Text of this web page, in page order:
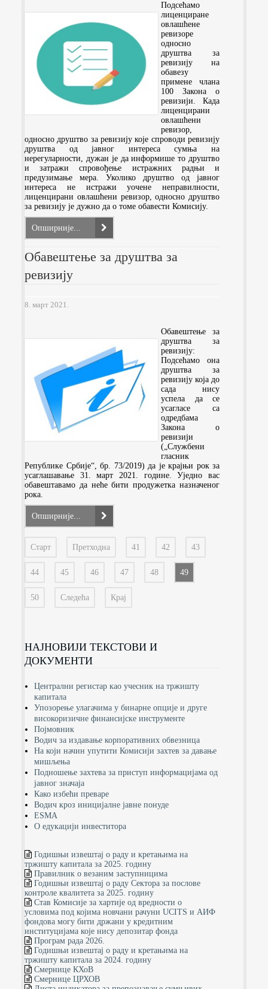
Подсећамо
лиценциране
овлашћене
ревизоре
односно
друштва за
ревизију на
обавезу
примене члана
100 Закона о
ревизији. Када
лиценцирани
овлашћени
ревизор,
односно друштво за ревизију које спроводи ревизију
друштва од јавног интереса сумња на
нерегуларности, дужан је да информише то друштво
и затражи спровођење истражних радњи и
предузимање мера. Уколико друштво од јавног
интереса не истражи уочене неправилности,
лиценцирани овлашћени ревизор, односно друштво
за ревизију је дужно да о томе обавести Комисију.
Опширније...
Обавештење за друштва за
ревизију
8. март 2021.
Обавештење за
друштва за
ревизију:
Подсећамо она
друштва за
ревизију која до
сада нису
успела да се
усагласе са
одредбама
Закона о
ревизији
(„Службени
гласник
Републике Србије“, бр. 73/2019) да је крајњи рок за
усаглашавање 31. март 2021. године. Уједно вас
обавештавамо да неће бити продужетка назначеног
рока.
Опширније...
Старт Претходна 41 42 43
44 45 46 47 48 49
50 Следећа Крај
НАЈНОВИЈИ ТЕКСТОВИ И
ДОКУМЕНТИ
Централни регистар као учесник на тржишту
капитала
Упозорење улагачима у бинарне опције и друге
високоризичне финансијске инструменте
Појмовник
Водич за издавање корпоративних обвезница
На који начин упутити Комисији захтев за давање
мишљења
Подношење захтева за приступ информацијама од
јавног значаја
Како избећи преваре
Водич кроз иницијалне јавне понуде
ESMA
О едукацији инвеститора
Годишњи извештај о раду и кретањима на
тржишту капитала за 2025. годину
Правилник о везаним заступницима
Годишњи извештај о раду Сектора за послове
контроле квалитета за 2025. годину
Став Комисије за хартије од вредности о
условима под којима новчани рачуни UCITS и АИФ
фондова могу бити држани у кредитним
институцијама које нису депозитар фонда
Програм рада 2026.
Годишњи извештај о раду и кретањима на
тржишту капитала за 2024. годину
Смернице КХоВ
Смернице ЦРХОВ